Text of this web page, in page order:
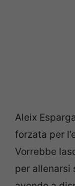
Aleix
forzata per
Vorrebbe
per allenarsi